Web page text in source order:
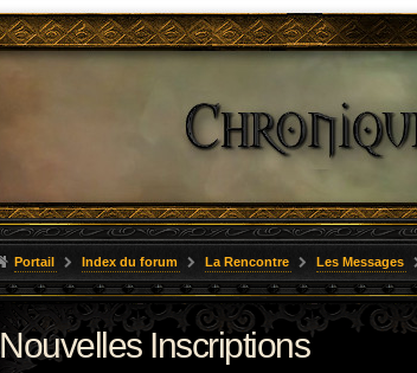
Portail Index du forum La Rencontre Les Messages
Nouvelles Inscriptions